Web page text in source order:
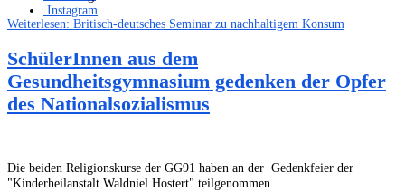
Instagram
Weiterlesen: Britisch-deutsches Seminar zu nachhaltigem Konsum
SchülerInnen aus dem
Gesundheitsgymnasium gedenken der Opfer
des Nationalsozialismus
Die beiden Religionskurse der GG91 haben an der Gedenkfeier der
"Kinderheilanstalt Waldniel Hostert" teilgenommen.